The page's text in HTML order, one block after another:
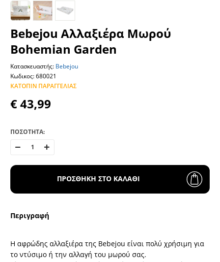
Bebejou Αλλαξιέρα Μωρού
Bohemian Garden
Κατασκευαστής: Bebejou
Κωδικος: 680021
ΚΑΤΌΠΙΝ ΠΑΡΑΓΓΕΛΊΑΣ
€ 43,99
ΠΟΣΟΤΗΤΑ:
ΠΡΟΣΘΗΚΗ ΣΤΟ ΚΑΛΑΘΙ
Περιγραφή
Η αφρώδης αλλαξιέρα της Bebejou είναι πολύ χρήσιμη για
το ντύσιμο ή την αλλαγή του μωρού σας.